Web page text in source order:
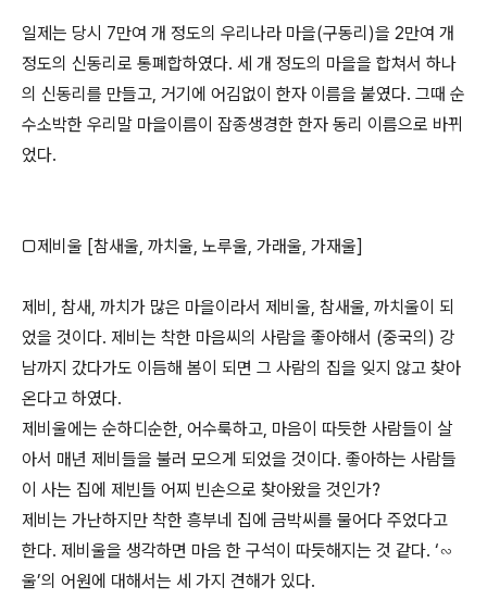
일제는 당시 7만여 개 정도의 우리나라 마을(구동리)을 2만여 개
정도의 신동리로 통폐합하였다. 세 개 정도의 마을을 합쳐서 하나
의 신동리를 만들고, 거기에 어김없이 한자 이름을 붙였다. 그때 순
수소박한 우리말 마을이름이 잡종생경한 한자 동리 이름으로 바뀌
었다.
□제비울 [참새울, 까치울, 노루울, 가래울, 가재울]
제비, 참새, 까치가 많은 마을이라서 제비울, 참새울, 까치울이 되
었을 것이다. 제비는 착한 마음씨의 사람을 좋아해서 (중국의) 강
남까지 갔다가도 이듬해 봄이 되면 그 사람의 집을 잊지 않고 찾아
온다고 하였다.
제비울에는 순하디순한, 어수룩하고, 마음이 따듯한 사람들이 살
아서 매년 제비들을 불러 모으게 되었을 것이다. 좋아하는 사람들
이 사는 집에 제빈들 어찌 빈손으로 찾아왔을 것인가?
제비는 가난하지만 착한 흥부네 집에 금박씨를 물어다 주었다고
한다. 제비울을 생각하면 마음 한 구석이 따듯해지는 것 같다. ‘∽
울’의 어원에 대해서는 세 가지 견해가 있다.